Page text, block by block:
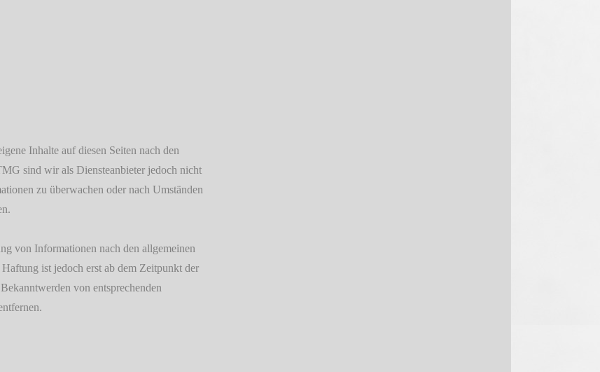
Inhalte auf diesen Seiten nach den
sind wir als Diensteanbieter jedoch nicht
zu überwachen oder nach Umständen
von Informationen nach den allgemeinen
ist jedoch erst ab dem Zeitpunkt der
von entsprechenden